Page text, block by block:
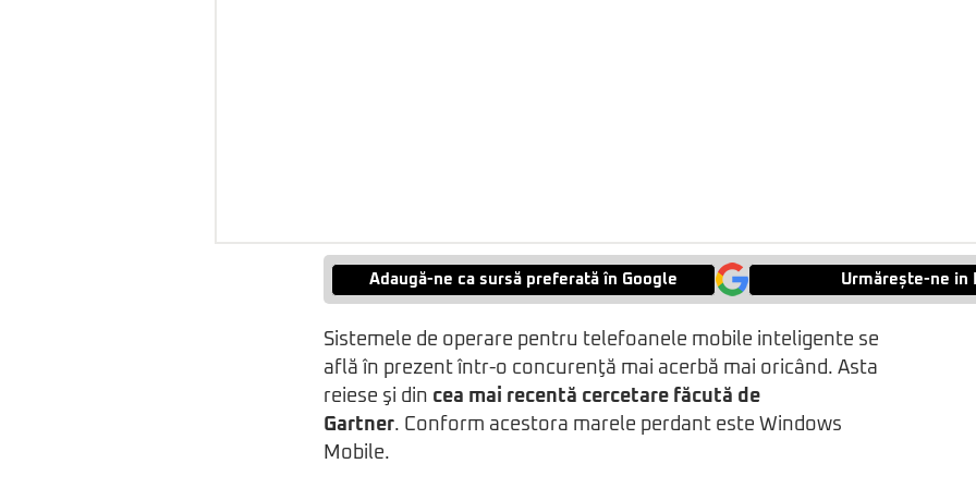
Adaugă-ne ca sursă preferată în Google Urmărește-ne in
Sistemele de operare pentru telefoanele mobile inteligente se
află în prezent într-o concurenţă mai acerbă mai oricând. Asta
reiese şi din cea mai recentă cercetare făcută de
Gartner. Conform acestora marele perdant este Windows
Mobile.